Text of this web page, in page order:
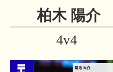
柏木 陽介
4v4